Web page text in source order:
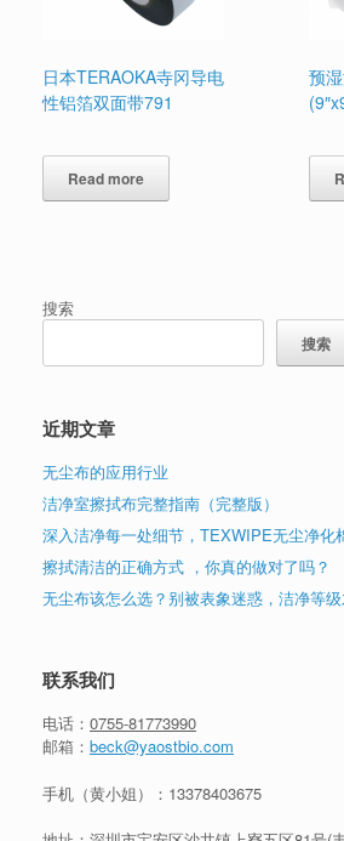
日本TERAOKA寺冈导电
性铝箔双面带791
Read more
预
搜索
搜索
近期文章
无尘布的应用行业
洁净室擦拭布完整指南（完整版）
深入洁净每一处细节，TEXWIPE无尘净化
擦拭清洁的正确方式 ，你真的做对了吗？
无尘布该怎么选？别被表象迷惑，洁净等级
联系我们
电话： 0755-81773990
邮箱： beck@yaostbio.com
手机（黄小姐）： 13378403675